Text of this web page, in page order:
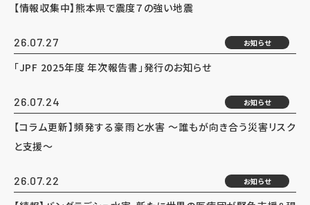
【情報収集中】熊本県で震度７の強い地震
26.07.27 お知らせ
「JPF 2025年度 年次報告書」発行のお知らせ
26.07.24 お知らせ
【コラム更新】頻発する豪雨と水害 ～誰もが向き合う災害リスク
と支援～
26.07.22 お知らせ